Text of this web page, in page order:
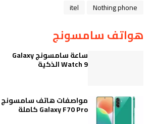
Nothing phone
itel
هواتف سامسونج
ساعة سامسونج Galaxy
Watch 9 الذكية
مواصفات هاتف سامسونج
Galaxy F70 Pro كاملة